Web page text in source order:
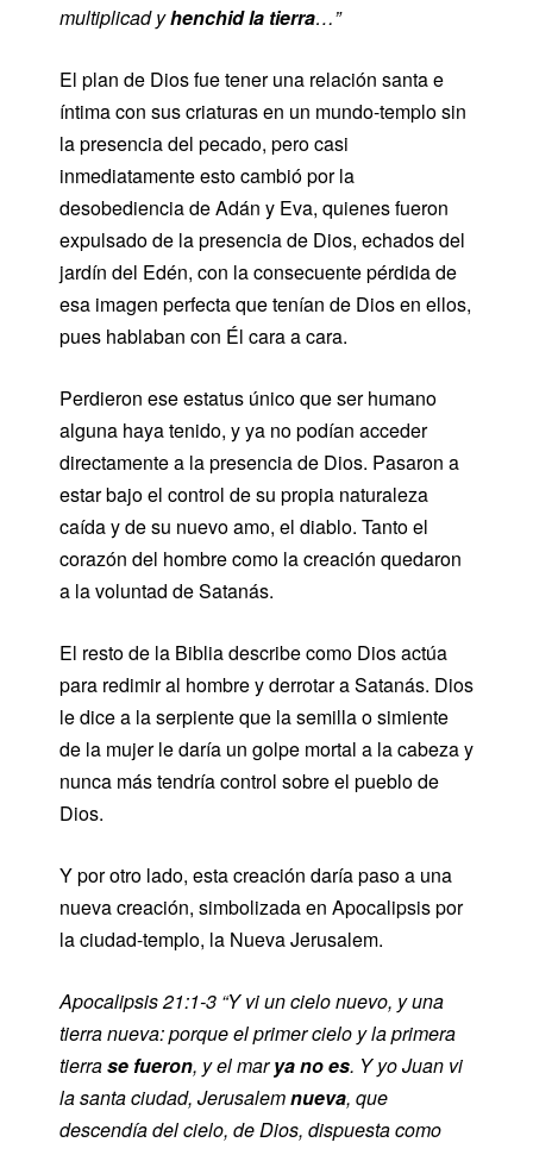
multiplicad yhenchid la tierra…”
El plan de Dios fue tener una relación santa e
íntima con sus criaturas en un mundo-templo sin
la presencia del pecado, pero casi
inmediatamente esto cambió por la
desobediencia de Adán y Eva, quienes fueron
expulsado de la presencia de Dios, echados del
jardín del Edén, con la consecuente pérdida de
esa imagen perfecta que tenían de Dios en ellos,
pues hablaban con Él cara a cara.
Perdieron ese estatus único que ser humano
alguna haya tenido, y ya no podían acceder
directamente a la presencia de Dios. Pasaron a
estar bajo el control de su propia naturaleza
caída y de su nuevo amo, el diablo. Tanto el
corazón del hombre como la creación quedaron
a la voluntad de Satanás.
El resto de la Biblia describe como Dios actúa
para redimir al hombre y derrotar a Satanás. Dios
le dice a la serpiente que la semilla o simiente
de la mujer le daría un golpe mortal a la cabeza y
nunca más tendría control sobre el pueblo de
Dios.
Y por otro lado, esta creación daría paso a una
nueva creación, simbolizada en Apocalipsis por
la ciudad-templo, la Nueva Jerusalem.
Apocalipsis 21:1-3 “Y vi un cielo nuevo, y una
tierra nueva: porque el primer cielo y la primera
tierrase fueron, y el marya no es. Y yo Juan vi
la santa ciudad, Jerusalemnueva, que
descendía del cielo, de Dios, dispuesta como